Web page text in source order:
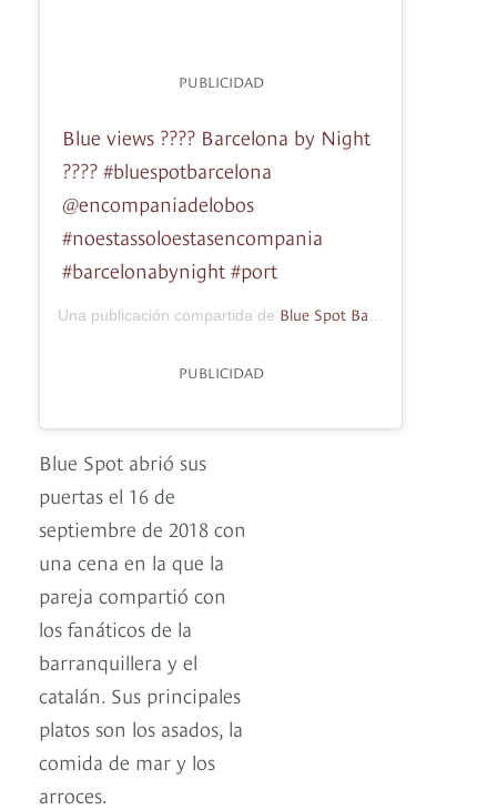
PUBLICIDAD
Blue views ???? Barcelona by Night
???? #bluespotbarcelona
@encompaniadelobos
#noestassoloestasencompania
#barcelonabynight #port
Una publicación compartida de Blue Spot Barcelona
PUBLICIDAD
Blue Spot abrió sus
puertas el 16 de
septiembre de 2018 con
una cena en la que la
pareja compartió con
los fanáticos de la
barranquillera y el
catalán. Sus principales
platos son los asados, la
comida de mar y los
arroces.